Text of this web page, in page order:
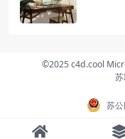
©2025 c4d.cool
苏